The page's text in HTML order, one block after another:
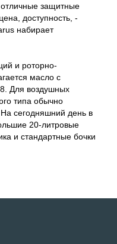
отличные защитные
доступность, -
набирает
и роторно-
масло с
Для воздушных
типа обычно
сегодняшний день в
20-литровые
и стандартные бочки